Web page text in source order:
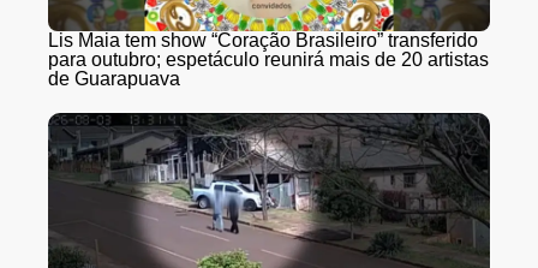
Lis Maia tem show “Coração Brasileiro” transferido
para outubro; espetáculo reunirá mais de 20 artistas
de Guarapuava